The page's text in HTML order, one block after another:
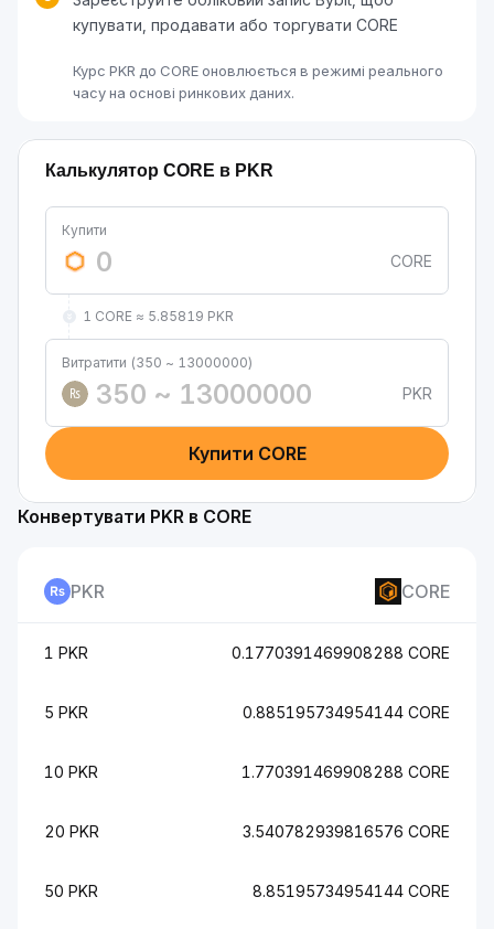
купувати, продавати або торгувати CORE
Курс PKR до CORE оновлюється в режимі реального
часу на основі ринкових даних.
Калькулятор CORE в PKR
Купити
CORE
1 CORE ≈ 5.85819 PKR
Витратити (350 ~ 13000000)
₨
PKR
Купити CORE
Конвертувати PKR в CORE
PKR CORE
1 PKR 0.1770391469908288 CORE
5 PKR 0.885195734954144 CORE
10 PKR 1.770391469908288 CORE
20 PKR 3.540782939816576 CORE
50 PKR 8.85195734954144 CORE